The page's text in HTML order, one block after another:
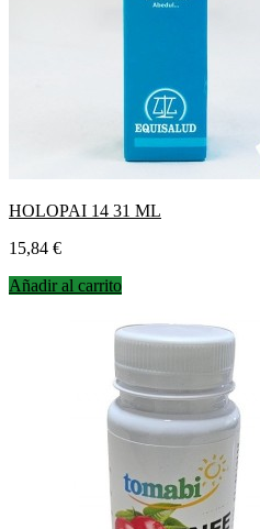
HOLOPAI 14 31 ML
Precio
15,84 €
Añadir al carrito